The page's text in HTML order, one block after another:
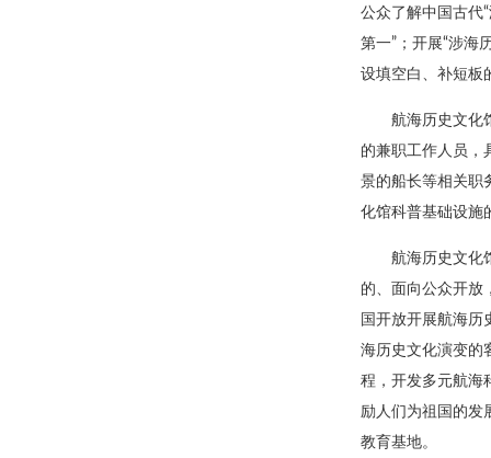
公众了解中国古代
第一”；开展“涉海
设填空白、补短板
航海历史文化
的兼职工作人员，
景的船长等相关职
化馆科普基础设施
航海历史文化
的、面向公众开放
国开放开展航海历
海历史文化演变的
程，开发多元航海
励人们为祖国的发
教育基地。